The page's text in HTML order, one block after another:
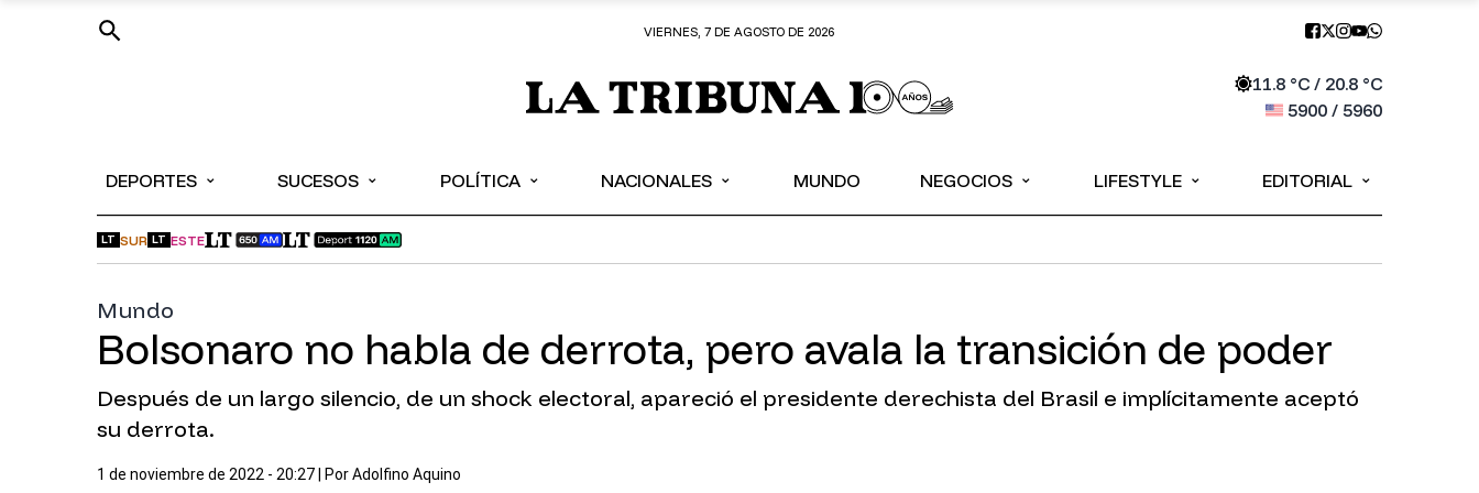
VIERNES, 7 DE AGOSTO DE 2026
11.8°C / 20.8°C
5900/ 5960
DEPORTES ⌄ SUCESOS ⌄ POLÍTICA ⌄ NACIONALES ⌄ MUNDO NEGOCIOS ⌄ LIFESTYLE ⌄ EDITORIAL ⌄
LT SUR LT ESTE
Mundo
Bolsonaro no habla de derrota, pero avala la transición de poder
Después de un largo silencio, de un shock electoral, apareció el presidente derechista del Brasil e implícitamente aceptó
su derrota.
1 de noviembre de 2022 - 20:27 | PorAdolfino Aquino